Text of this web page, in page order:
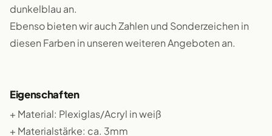
dunkelblau an.
Ebenso bieten wir auch Zahlen und Sonderzeichen in
diesen Farben in unseren weiteren Angeboten an.
Eigenschaften
+ Material: Plexiglas/Acryl in weiß
+ Materialstärke: ca. 3mm